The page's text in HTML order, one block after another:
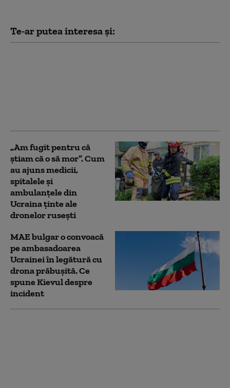
Te-ar putea interesa și:
„Am fugit pentru că
știam că o să mor”. Cum
au ajuns medicii,
spitalele și
ambulanțele din
Ucraina ținte ale
dronelor rusești
MAE bulgar o convoacă
pe ambasadoarea
Ucrainei în legătură cu
drona prăbuşită. Ce
spune Kievul despre
incident